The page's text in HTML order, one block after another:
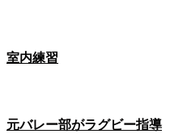
室内練習
元バレー部がラグビー指導